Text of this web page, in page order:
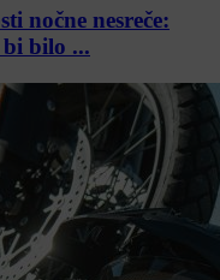
nočne nesreče:
bilo ...